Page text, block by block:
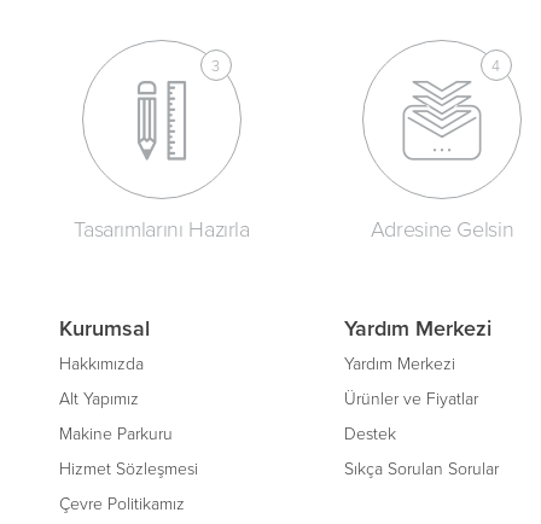
Tasarımlarını Hazırla Adresine Gelsin
Kurumsal
Hakkımızda
Alt Yapımız
Makine Parkuru
Hizmet Sözleşmesi
Çevre Politikamız
Yardım Merkezi
Yardım Merkezi
Ürünler ve Fiyatlar
Destek
Sıkça Sorulan Sorular